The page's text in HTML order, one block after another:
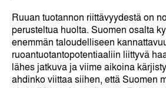
Ruuan tuotannon riittävyydestä on
perusteltua huolta. Suomen osalta
enemmän taloudelliseen
ruoantuotantopotentiaaliin liittyvä
lähes jatkuva ja viime aikoina
ahdinko viittaa siihen, että Suomen